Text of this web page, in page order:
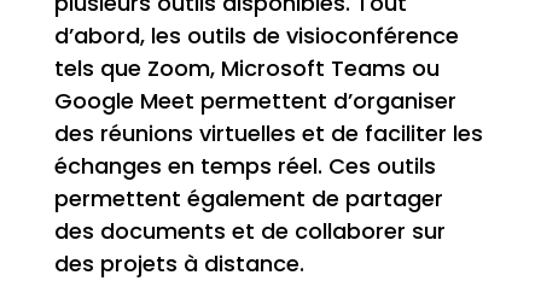
d’abord, les outils de visioconférence
tels que Zoom, Microsoft Teams ou
Google Meet permettent d’organiser
des réunions virtuelles et de faciliter les
échanges en temps réel. Ces outils
permettent également de partager
des documents et de collaborer sur
des projets à distance.